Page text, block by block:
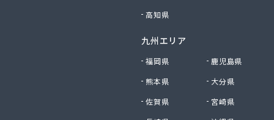
高知県
九州エリア
福岡県
鹿児島県
熊本県
大分県
佐賀県
宮崎県